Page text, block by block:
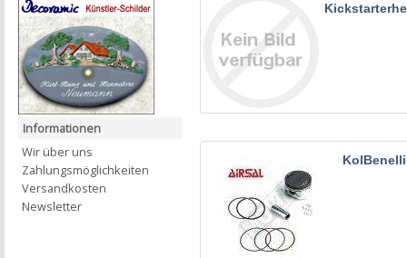
Informationen
Wir über uns
Zahlungsmöglichkeiten
Versandkosten
Newsletter